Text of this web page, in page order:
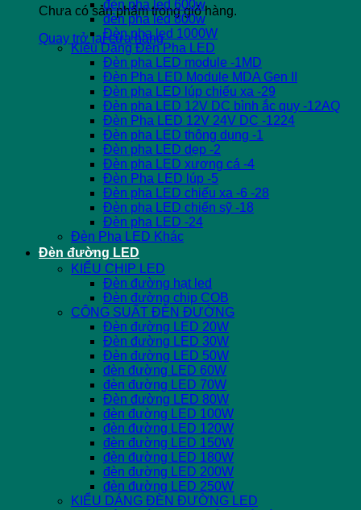
Chưa có sản phẩm trong giỏ hàng.
Quay trở lại cửa hàng
đèn pha led 600w
đèn pha led 800w
Đèn pha led 1000W
Kiểu Dáng Đèn Pha LED
Đèn pha LED module -1MD
Đèn Pha LED Module MDA Gen II
Đèn pha LED lúp chiếu xa -29
Đèn pha LED 12V DC bình ắc quy -12AQ
Đèn Pha LED 12V 24V DC -1224
Đèn pha LED thông dụng -1
Đèn pha LED dẹp -2
Đèn pha LED xương cá -4
Đèn Pha LED lúp -5
Đèn pha LED chiếu xa -6 -28
Đèn pha LED chiến sỹ -18
Đèn pha LED -24
Đèn Pha LED Khác
Đèn đường LED
KIỂU CHIP LED
Đèn đường hạt led
Đèn đường chip COB
CÔNG SUẤT ĐÈN ĐƯỜNG
Đèn đường LED 20W
Đèn đường LED 30W
Đèn đường LED 50W
đèn đường LED 60W
đèn đường LED 70W
Đèn đường LED 80W
đèn đường LED 100W
đèn đường LED 120W
đèn đường LED 150W
đèn đường LED 180W
đèn đường LED 200W
đèn đường LED 250W
KIỂU DÁNG ĐÈN ĐƯỜNG LED